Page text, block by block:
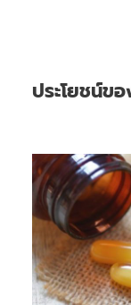
ประโยชน์ข